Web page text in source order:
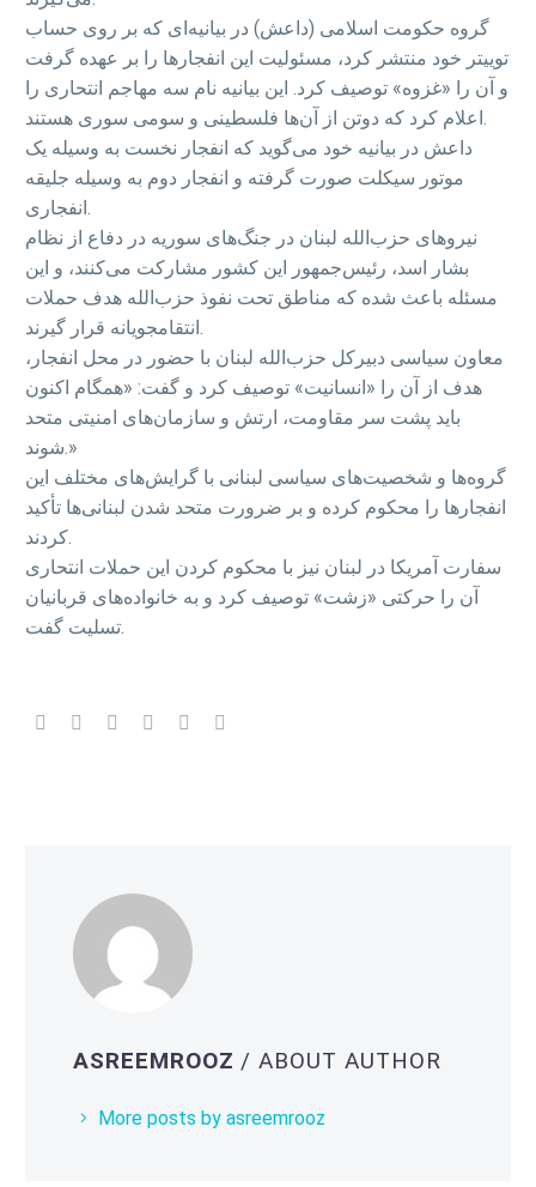
گروه حکومت اسلامی (داعش) در بیانیه‌ای که بر روی حساب
توییتر خود منتشر کرد، مسئولیت این انفجارها را بر عهده گرفت
و آن را «غزوه» توصیف کرد. این بیانیه نام سه مهاجم انتحاری را
داعش در بیانیه خود می‌گوید که انفجار نخست به وسیله یک
موتور سیکلت صورت گرفته و انفجار دوم به وسیله جلیقه
نیروهای حزب‌الله لبنان در جنگ‌های سوریه در دفاع از نظام
بشار اسد، رئیس‌جمهور این کشور مشارکت می‌کنند، و این
مسئله باعث شده که مناطق تحت نفوذ حزب‌الله هدف حملات
معاون سیاسی دبیرکل حزب‌الله لبنان با حضور در محل انفجار،
هدف از آن را «انسانیت» توصیف کرد و گفت: «همگام اکنون
باید پشت سر مقاومت، ارتش و سازمان‌های امنیتی متحد
شوند.»
گروه‌ها و شخصیت‌های سیاسی لبنانی با گرایش‌های مختلف این
انفجارها را محکوم کرده و بر ضرورت متحد شدن لبنانی‌ها تأکید
سفارت آمریکا در لبنان نیز با محکوم کردن این حملات انتحاری
آن را حرکتی «زشت» توصیف کرد و به خانواده‌های قربانیان
ASREEMROOZ / ABOUT AUTHOR
More posts by asreemrooz